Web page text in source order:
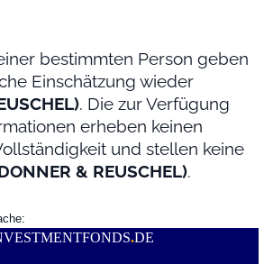
bestimmten Person geben
Einschätzung wieder
. Die zur Verfügung
erheben keinen
und stellen keine
& REUSCHEL).
.DE